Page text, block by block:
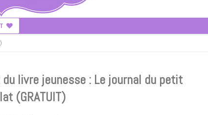
livre jeunesse : Le journal du petit
(GRATUIT)